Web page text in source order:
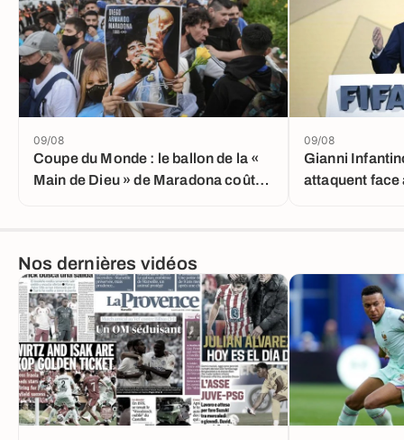
Coupe du Monde : le ballon de la «
Main de Dieu » de Maradona coûte
09/08
Gianni
attaquent
09/08
Nos dernières vidéos